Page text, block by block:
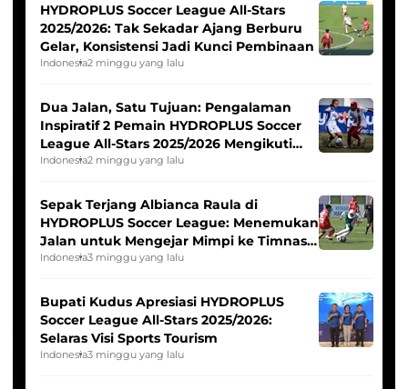
HYDROPLUS Soccer League All-Stars
2025/2026: Tak Sekadar Ajang Berburu
Gelar, Konsistensi Jadi Kunci Pembinaan
Indonesia2 minggu yang lalu
Dua Jalan, Satu Tujuan: Pengalaman
Inspiratif 2 Pemain HYDROPLUS Soccer
League All-Stars 2025/2026 Mengikuti
Seleksi Timnas Indonesia Putri
Indonesia2 minggu yang lalu
Sepak Terjang Albianca Raula di
HYDROPLUS Soccer League: Menemukan
Jalan untuk Mengejar Mimpi ke Timnas
Indonesia Putri
Indonesia3 minggu yang lalu
Bupati Kudus Apresiasi HYDROPLUS
Soccer League All-Stars 2025/2026:
Selaras Visi Sports Tourism
Indonesia3 minggu yang lalu